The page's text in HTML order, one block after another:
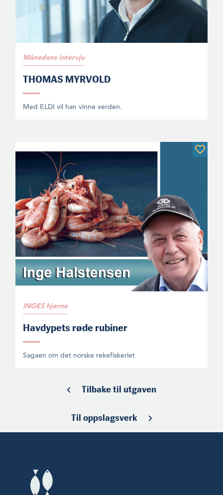
Månedens intervju
THOMAS MYRVOLD
Med ELDI vil han vinne verden.
INGES hjørne
Havdypets røde rubiner
Sagaen om det norske rekefiskeriet
Tilbake til utgaven
Til oppslagsverk